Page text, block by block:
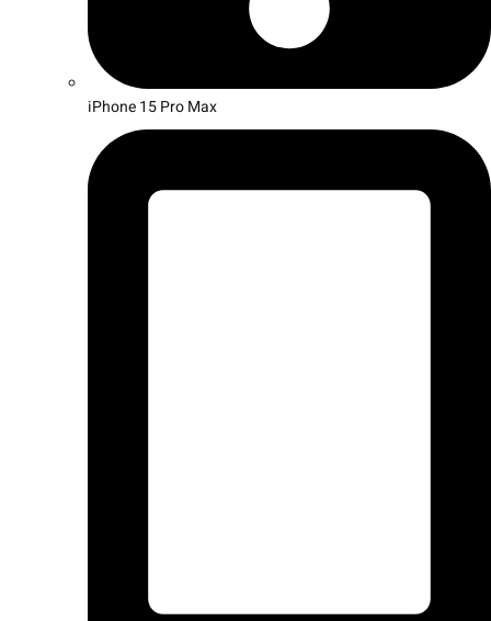
iPhone 15 Pro Max